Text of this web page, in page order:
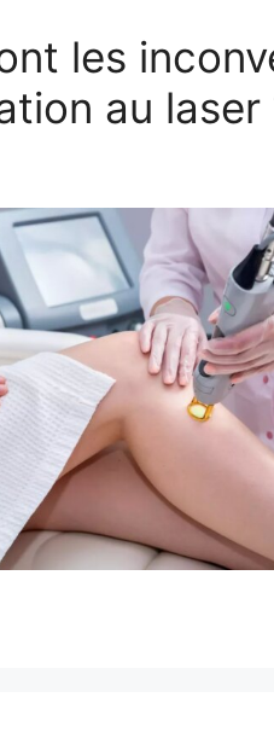
les
au laser